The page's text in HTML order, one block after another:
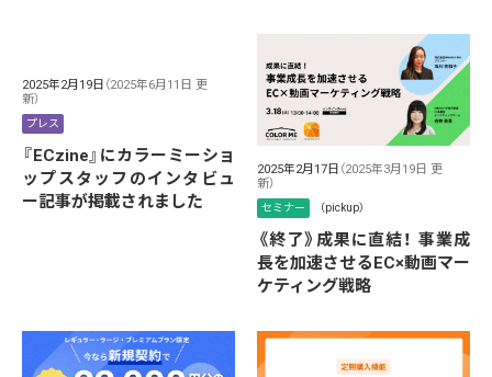
2025年2月19日 （2025年6月11日 更
新）
プレス
『ECzine』にカラーミーショ
ップスタッフのインタビュ
ー記事が掲載されました
2025年2月17日 （2025年3月19日 更
新）
セミナー （pickup）
《終了》成果に直結！ 事業成
長を加速させるEC×動画マー
ケティング戦略